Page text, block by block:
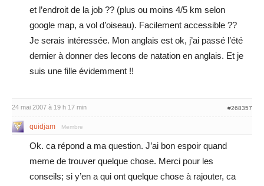
et l’endroit de la job ?? (plus ou moins 4/5 km selon
google map, a vol d’oiseau). Facilement accessible ??
Je serais intéressée. Mon anglais est ok, j’ai passé l’été
dernier à donner des lecons de natation en anglais. Et je
suis une fille évidemment !!
24 mai 2007 à 19 h 17 min #268357
quidjam Membre
Ok. ca répond a ma question. J’ai bon espoir quand
meme de trouver quelque chose. Merci pour les
conseils; si y’en a qui ont quelque chose à rajouter, ca